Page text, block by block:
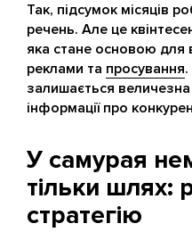
Так, підсумок місяців
речень. Але це
яка стане основою для
реклами та просування
залишається величезна
інформації про
У самурая
тільки шлях:
стратегію